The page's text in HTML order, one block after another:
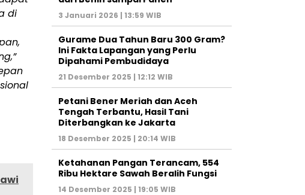
di
3 Januari 2026 | 13:59 WIB
Gurame Dua Tahun Baru 300 Gram?
Ini Fakta Lapangan yang Perlu
Dipahami Pembudidaya
21 Desember 2025 | 12:12 WIB
Petani Bener Meriah dan Aceh
Tengah Terbantu, Hasil Tani
Diterbangkan ke Jakarta
18 Desember 2025 | 20:14 WIB
Ketahanan Pangan Terancam, 554
Ribu Hektare Sawah Beralih Fungsi
14 Desember 2025 | 19:05 WIB